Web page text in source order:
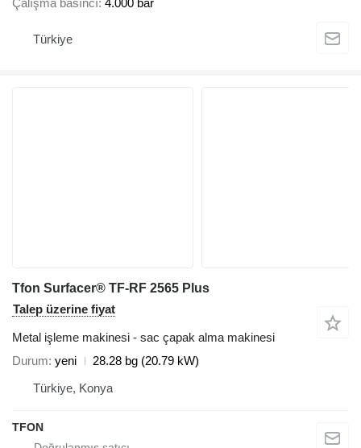
Çalışma basıncı 4.000 bar
Türkiye
Tfon Surfacer® TF-RF 2565 Plus
Talep üzerine fiyat
Metal işleme makinesi - sac çapak alma makinesi
Durum yeni
28.28 bg (20.79 kW)
Türkiye, Konya
TFON